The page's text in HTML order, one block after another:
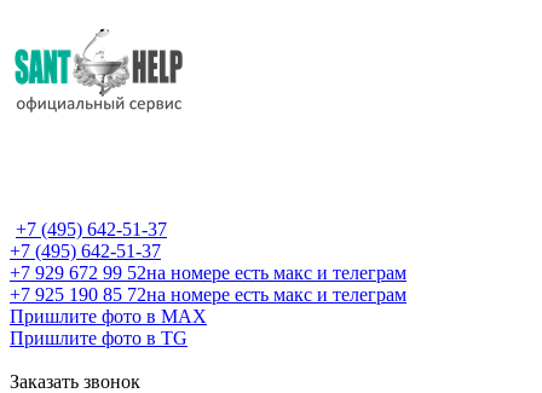
+7 (495) 642-51-37
+7 (495) 642-51-37
+7 929 672 99 52на номере есть макс и телеграм
+7 925 190 85 72на номере есть макс и телеграм
Пришлите фото в MAX
Пришлите фото в TG
Заказать звонок